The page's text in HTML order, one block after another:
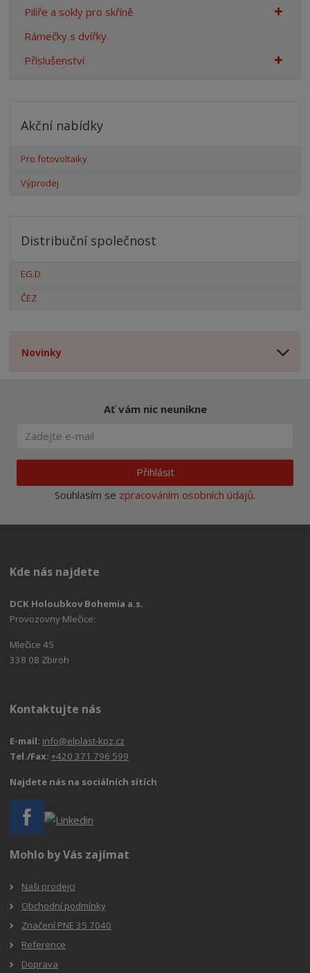
Pilíře a sokly pro skříně
Rámečky s dvířky
Příslušenství
Akční nabídky
Pro fotovoltaiky
Výprodej
Distribuční společnost
EG.D
ČEZ
Novinky
Ať vám nic neunikne
Přihlásit
Souhlasím se zpracováním osobních údajů.
Kde nás najdete
DCK Holoubkov Bohemia a.s.
Provozovny Mlečice:
Mlečice 45
338 08 Zbiroh
Kontaktujte nás
E-mail: info@elplast-kpz.cz
Tel./Fax:+420 371 796 599
Najdete nás na sociálních sítích
Mohlo by Vás zajímat
Naši prodejci
Obchodní podmínky
Značení PNE 35 7040
Reference
Doprava